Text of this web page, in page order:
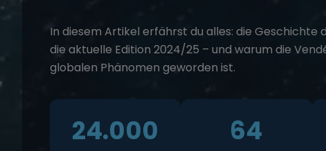
In diesem Artikel erfährst du alles: die Geschichte
die aktuelle Edition 2024/25 – und warum die
globalen Phänomen geworden ist.
24.000 64